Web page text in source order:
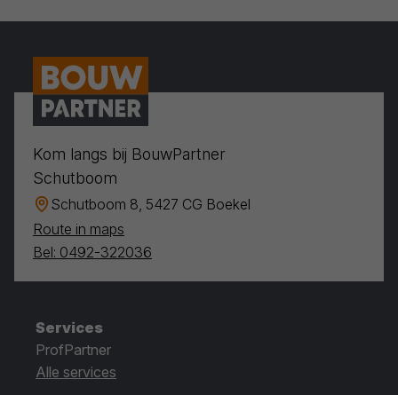
Kom langs bij BouwPartner
Schutboom
Schutboom 8, 5427 CG Boekel
Route in maps
Bel: 0492-322036
Services
ProfPartner
Alle services